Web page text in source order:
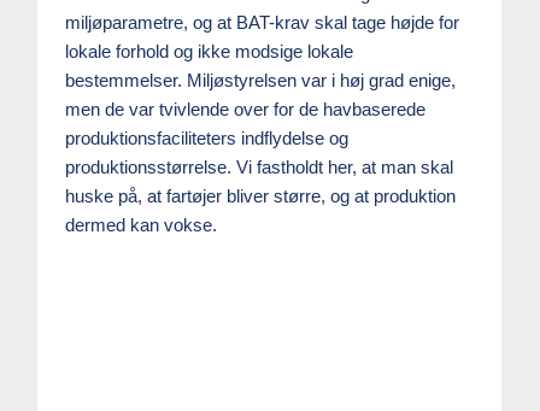
miljøparametre, og at BAT-krav skal tage højde for
lokale forhold og ikke modsige lokale
bestemmelser. Miljøstyrelsen var i høj grad enige,
men de var tvivlende over for de havbaserede
produktionsfaciliteters indflydelse og
produktionsstørrelse. Vi fastholdt her, at man skal
huske på, at fartøjer bliver større, og at produktion
dermed kan vokse.